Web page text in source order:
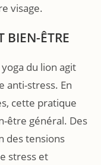
visage.
BIEN-ÊTRE
du lion agit
anti-stress. En
cette pratique
être général. Des
des tensions
stress et